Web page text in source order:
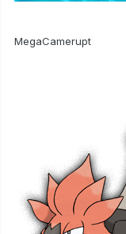
MegaCamerupt